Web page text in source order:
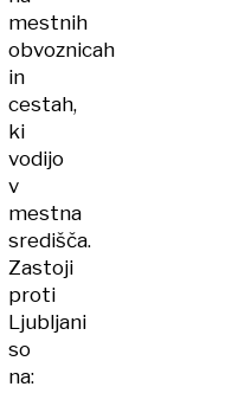
mestnih
obvoznicah
in
cestah,
ki
vodijo
v
mestna
središča.
Zastoji
proti
Ljubljani
so
na: